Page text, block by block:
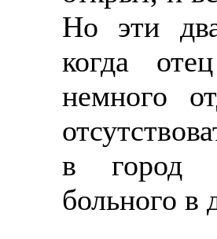
Но эти
когда
немного
в город
больного в